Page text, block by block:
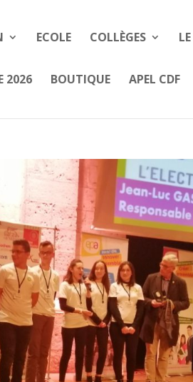
ECOLE COLLÈGES
2026 BOUTIQUE APEL CDF